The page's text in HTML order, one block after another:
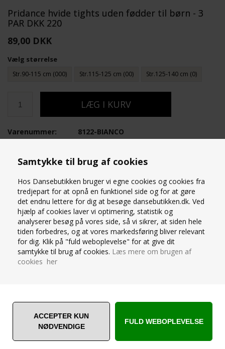
Samtykke til brug af cookies
Hos Dansebutikken bruger vi egne cookies og cookies fra
tredjepart for at opnå en funktionel side og for at gøre
det endnu lettere for dig at besøge dansebutikken.dk. Ved
hjælp af cookies laver vi optimering, statistik og
analyserer besøg på vores side, så vi sikrer, at siden hele
tiden forbedres, og at vores markedsføring bliver relevant
for dig. Klik på "fuld weboplevelse" for at give dit
samtykke til brug af cookies. Læs mere om brugen af
cookies her
Pridance hvide tights uden fødder til børn - 3
PAR DKK 220
89,00 DKK
Vælg størrelse
Str.90-115 cm (000) Str.115-125 cm (00) Str.125-140 cm (0)
8122-BIANCO
Varenummer:
OM PRODUKTET
Pridance hvide Microfiber tights uden fødder til børn fra 4-
10 år
60 DENIER. 85% POLYAMIDE 15% ELASTHAN
Super lækker microfiber. Mix pakkeprisen på 3 par mellem
modeller, størrelser og farver.
STØRRELSESGUIDE